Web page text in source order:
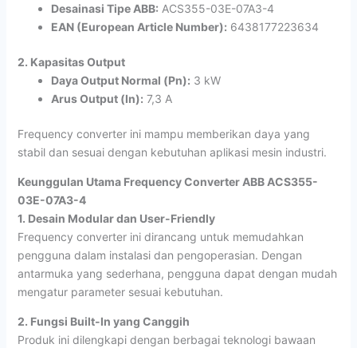
Desainasi Tipe ABB: ACS355-03E-07A3-4
EAN (European Article Number): 6438177223634
2. Kapasitas Output
Daya Output Normal (Pn): 3 kW
Arus Output (In): 7,3 A
Frequency converter ini mampu memberikan daya yang
stabil dan sesuai dengan kebutuhan aplikasi mesin industri.
Keunggulan Utama Frequency Converter ABB ACS355-
03E-07A3-4
1. Desain Modular dan User-Friendly
Frequency converter ini dirancang untuk memudahkan
pengguna dalam instalasi dan pengoperasian. Dengan
antarmuka yang sederhana, pengguna dapat dengan mudah
mengatur parameter sesuai kebutuhan.
2. Fungsi Built-In yang Canggih
Produk ini dilengkapi dengan berbagai teknologi bawaan